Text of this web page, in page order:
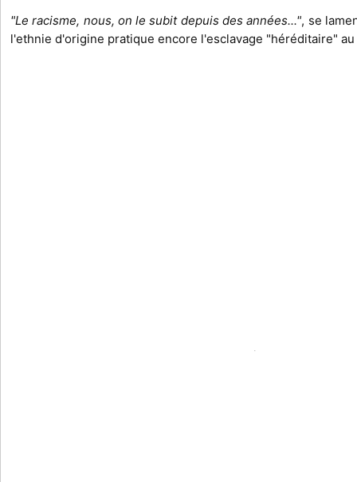
"Le racisme, nous, on le subit depuis des années...", se
l'ethnie d'origine pratique encore l'esclavage "héréditaire" au
.